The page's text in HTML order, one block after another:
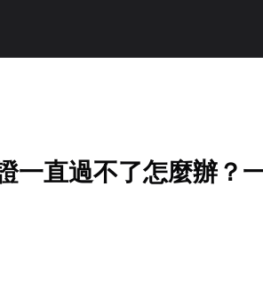
一直過不了怎麼辦？